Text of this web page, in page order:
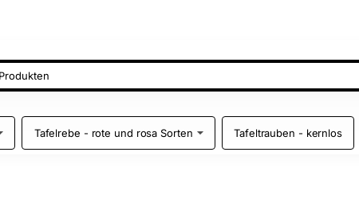
Tafelrebe - rote und rosa Sorten Tafeltrauben - kernlos